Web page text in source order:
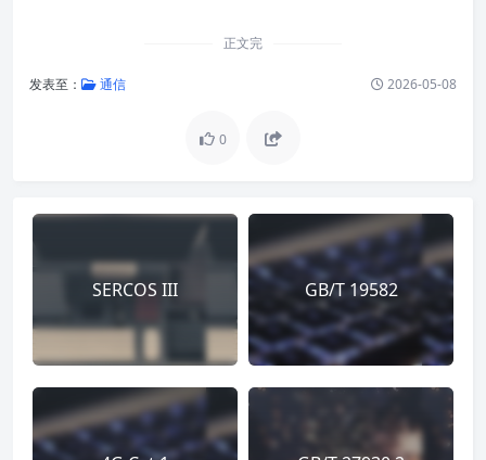
正文完
发表至： 通信 2026-05-08
0
SERCOS III GB/T 19582